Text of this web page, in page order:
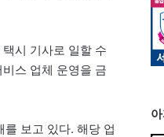
시 기사로 일할 수
비스 업체 운영을 금
보고 있다. 해당 업